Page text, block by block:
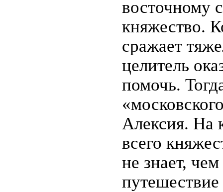
восточному
княжество.
сражает
целитель
помочь.
Алексия. На
всего
не знает,